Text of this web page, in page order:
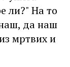
ли?" На то
да наш
мртвих и